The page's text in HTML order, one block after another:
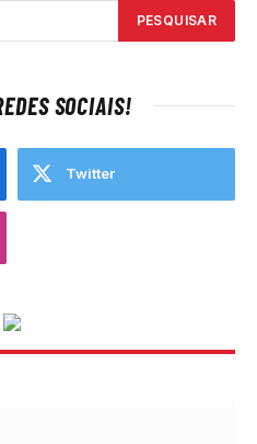
SOCIAIS!
Twitter